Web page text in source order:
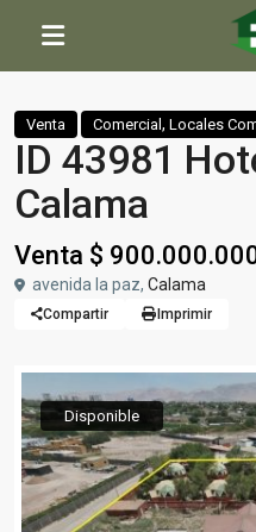
Inicio
Locales
Venta Comercial , Locales
ID 43981
Calama
Venta $
avenida la paz, Calama
Compartir Imprimir
Disponible